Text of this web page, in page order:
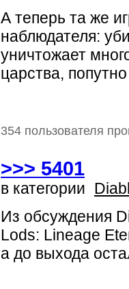
А теперь та же
наблюдателя:
уничтожает
царства,
354 пользователя
>>> 5401
в категории
Из обсуждения
Lods: Lineage
а до выхода